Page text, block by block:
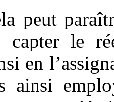
peut
le
en
ainsi